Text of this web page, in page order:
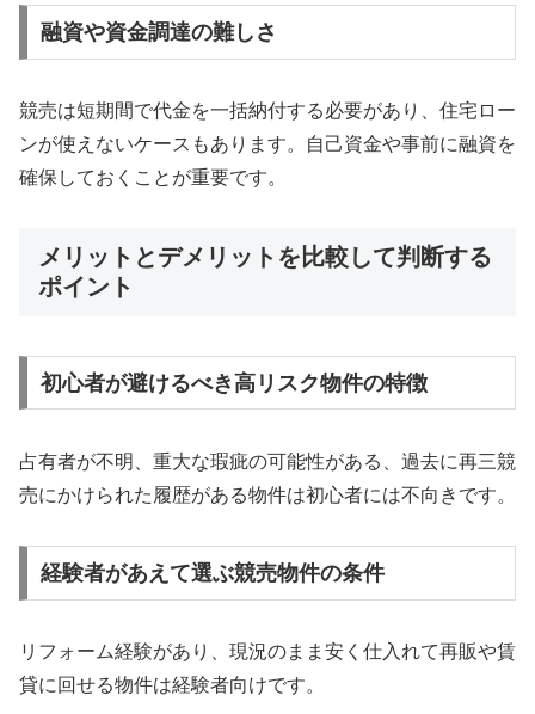
融資や資金調達の難しさ
競売は短期間で代金を一括納付する必要があり、住宅ロー
ンが使えないケースもあります。自己資金や事前に融資を
確保しておくことが重要です。
メリットとデメリットを比較して判断する
ポイント
初心者が避けるべき高リスク物件の特徴
占有者が不明、重大な瑕疵の可能性がある、過去に再三競
売にかけられた履歴がある物件は初心者には不向きです。
経験者があえて選ぶ競売物件の条件
リフォーム経験があり、現況のまま安く仕入れて再販や賃
貸に回せる物件は経験者向けです。